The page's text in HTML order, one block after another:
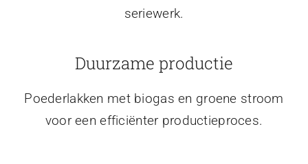
seriewerk.
Duurzame productie
Poederlakken met biogas en groene stroom
voor een efficiënter productieproces.